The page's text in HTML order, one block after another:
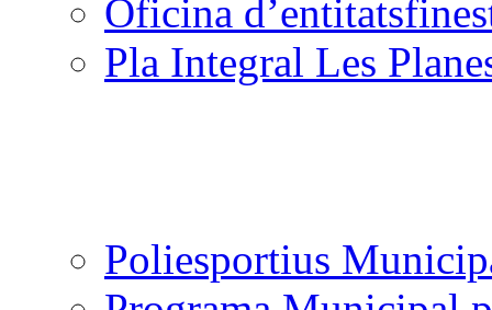
Oficina d’entitats
Pla Integral Les
Poliesportius